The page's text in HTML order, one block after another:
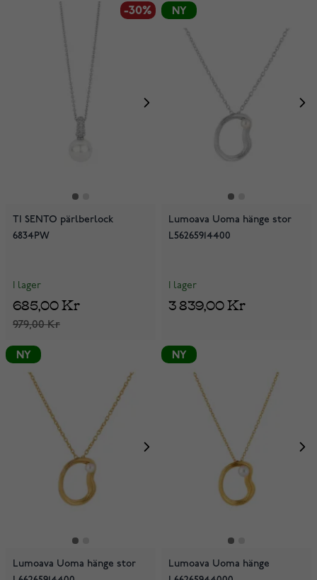
-30%
TI SENTO pärlberlock
6834PW
I lager
979,00 Kr
685,00 Kr
NY
Lumoava Uoma hänge stor
L56265914400
I lager
3 839,00 Kr
NY
Lumoava Uoma hänge stor
NY
Lumoava Uoma hänge